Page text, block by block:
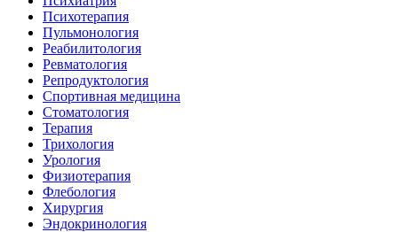
Психотерапия
Пульмонология
Реабилитология
Ревматология
Репродуктология
Спортивная медицина
Стоматология
Терапия
Трихология
Урология
Физиотерапия
Флебология
Хирургия
Эндокринология